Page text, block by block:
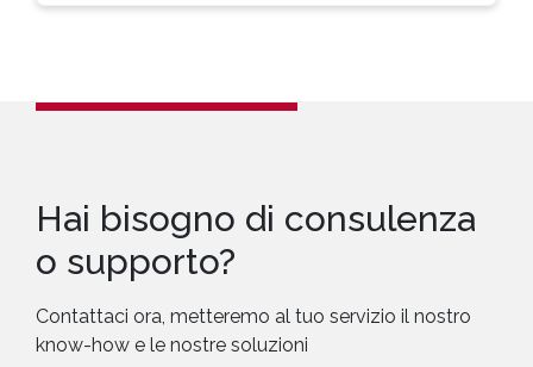
Hai bisogno di consulenza
o supporto?
Contattaci ora, metteremo al tuo servizio il nostro
know-how e le nostre soluzioni